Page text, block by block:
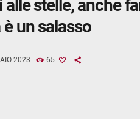
alle stelle, anche
è un salasso
2023 65